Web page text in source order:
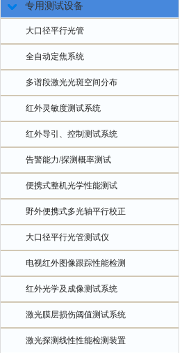
专用测试设备
大口径平行光管
全自动定焦系统
多谱段激光光斑空间分布
红外灵敏度测试系统
红外导引、控制测试系统
告警能力/探测概率测试
便携式整机光学性能测试
野外便携式多光轴平行校正
大口径平行光管测试仪
电视红外图像跟踪性能检测
红外光学及成像测试系统
激光膜层损伤阈值测试系统
激光探测线性性能检测装置